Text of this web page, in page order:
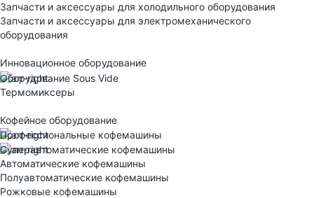
Запчасти и аксессуары для холодильного оборудования
Запчасти и аксессуары для электромеханического
оборудования
Инновационное оборудование
Оборудование Sous Vide
Термомиксеры
Кофейное оборудование
Профессиональные кофемашины
Суперавтоматические кофемашины
Автоматические кофемашины
Полуавтоматические кофемашины
Рожковые кофемашины